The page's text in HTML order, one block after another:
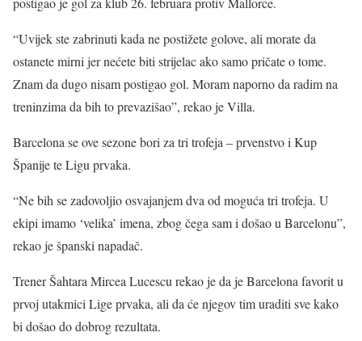
“Uvijek ste zabrinuti kada ne postižete golove, ali morate da
ostanete mirni jer nećete biti strijelac ako samo pričate o tome.
Znam da dugo nisam postigao gol. Moram naporno da radim na
treninzima da bih to prevazišao”, rekao je Villa.
Barcelona se ove sezone bori za tri trofeja – prvenstvo i Kup
Španije te Ligu prvaka.
“Ne bih se zadovoljio osvajanjem dva od moguća tri trofeja. U
ekipi imamo ‘velika’ imena, zbog čega sam i došao u Barcelonu”,
rekao je španski napadač.
Trener Šahtara Mircea Lucescu rekao je da je Barcelona favorit u
prvoj utakmici Lige prvaka, ali da će njegov tim uraditi sve kako
bi došao do dobrog rezultata.